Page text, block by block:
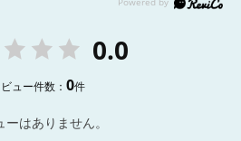
0.0
ュー件数：0件
ーはありません。